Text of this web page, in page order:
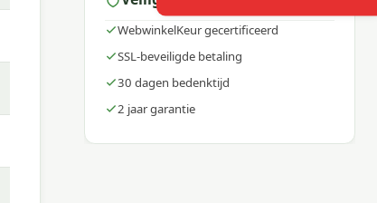
WebwinkelKeur gecertificeerd
SSL-beveiligde betaling
30 dagen bedenktijd
2 jaar garantie